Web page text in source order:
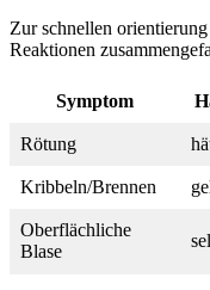
Zur schnellen
Reaktionen
Symptom
Rötung
Kribbeln/Brennen
Oberflächliche
Blase